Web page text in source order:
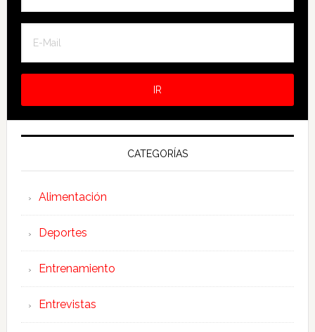
CATEGORÍAS
Alimentación
Deportes
Entrenamiento
Entrevistas